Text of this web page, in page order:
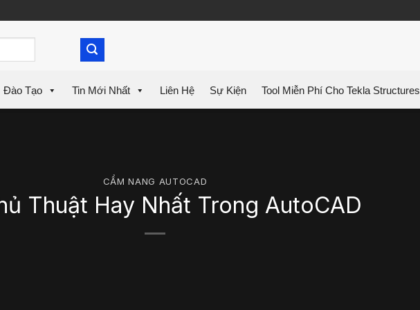
Đào Tạo Tin Mới Nhất Liên Hệ Sự Kiện Tool Miễn Phí Cho Tekla Structures
CẨM NANG AUTOCAD
Thuật Hay Nhất Trong AutoCAD